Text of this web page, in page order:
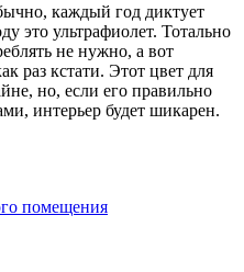
каждый год диктует
это ультрафиолет. Тотально
не нужно, а вот
раз кстати. Этот цвет для
но, если его правильно
интерьер будет шикарен.
помещения